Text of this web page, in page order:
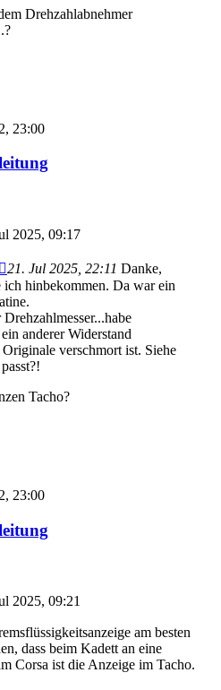
Drehzahlabnehmer
23:00
2025, 09:17
21. Jul 2025, 22:11 Danke,
ich hinbekommen. Da war ein
anderer Widerstand
verschmort ist. Siehe
Tacho?
23:00
2025, 09:21
am besten
dass beim Kadett an eine
Corsa ist die Anzeige im Tacho.